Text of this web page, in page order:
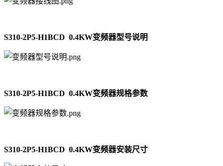
S310-2P5-H1BCD 0.4KW变频器型号说明
S310-2P5-H1BCD 0.4KW变频器规格参数
S310-2P5-H1BCD 0.4KW变频器安装尺寸